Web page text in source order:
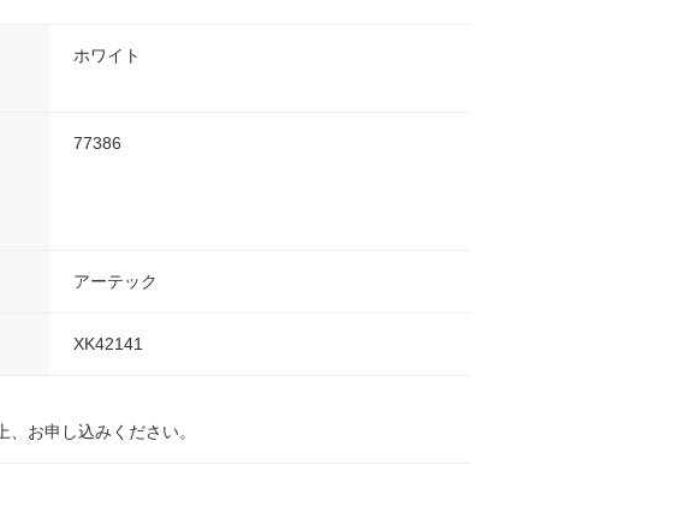
ホワイト
77386
アーテック
XK42141
お申し込みください。